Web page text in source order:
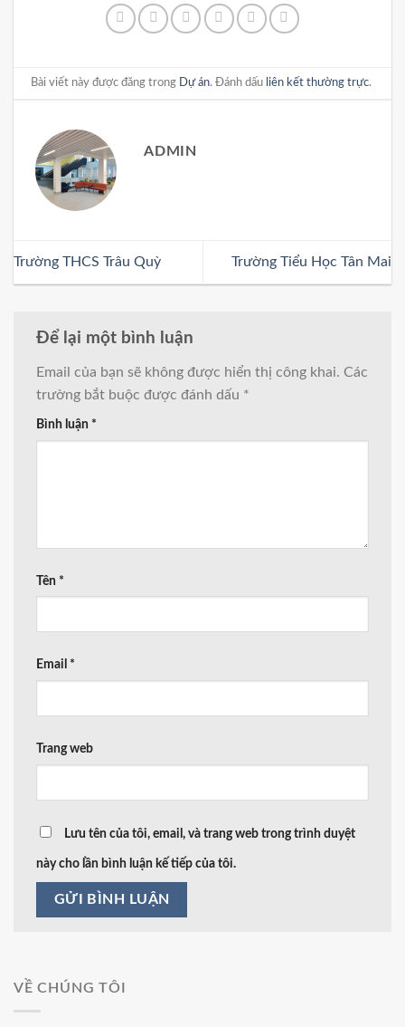
Bài viết này được đăng trong Dự án. Đánh dấu liên kết thường trực.
ADMIN
Trường THCS Trâu Quỳ Trường Tiểu Học Tân Mai
Để lại một bình luận
Email của bạn sẽ không được hiển thị công khai. Các
trường bắt buộc được đánh dấu *
Bình luận *
Tên *
Email *
Trang web
Lưu tên của tôi, email, và trang web trong trình duyệt
này cho lần bình luận kế tiếp của tôi.
VỀ CHÚNG TÔI